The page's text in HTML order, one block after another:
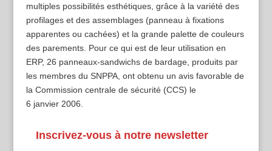
multiples possibilités esthétiques, grâce à la variété des
profilages et des assemblages (panneau à fixations
apparentes ou cachées) et la grande palette de couleurs
des parements. Pour ce qui est de leur utilisation en
ERP, 26 panneaux-sandwichs de bardage, produits par
les membres du SNPPA, ont obtenu un avis favorable de
la Commission centrale de sécurité (CCS) le
6 janvier 2006.
Inscrivez-vous à notre newsletter